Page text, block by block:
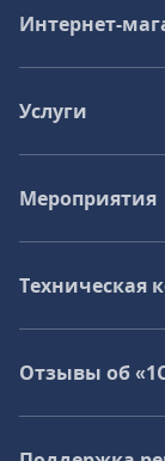
Интернет-
Услуги
Мероприятия
Техническая
Отзывы об